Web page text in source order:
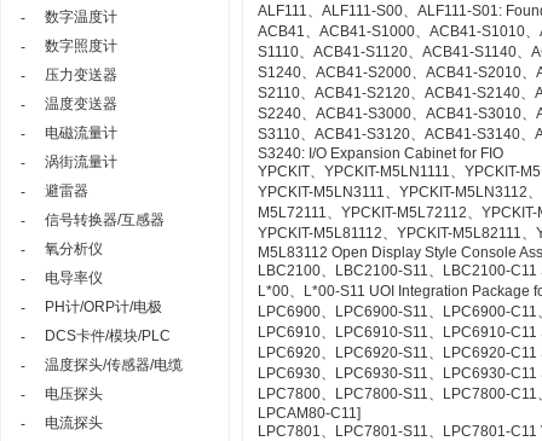
-
数字温度计
-
数字照度计
-
压力变送器
-
温度变送器
-
电磁流量计
-
涡街流量计
-
避雷器
-
信号转换器/互感器
-
氧分析仪
-
电导率仪
-
PH计/ORP计/电极
-
DCS卡件/模块/PLC
-
温度探头/传感器/电缆
-
电压探头
-
电流探头
ALF111、ALF111-S00、ALF111-S01:
ACB41、ACB41-S1000、ACB41-S1010
S1110、ACB41-S1120、ACB41-S1140
S1240、ACB41-S2000、ACB41-S2010
S2110、ACB41-S2120、ACB41-S2140
S2240、ACB41-S3000、ACB41-S3010
S3110、ACB41-S3120、ACB41-S3140
S3240: I/O Expansion Cabinet for FIO
YPCKIT、YPCKIT-M5LN1111、YPCKIT-
YPCKIT-M5LN3111、YPCKIT-M5LN3112
M5L72111、YPCKIT-M5L72112、
YPCKIT-M5L81112、YPCKIT-M5L82111
M5L83112 Open Display Style Console
LBC2100、LBC2100-S11、LBC2100-
L*00、L*00-S11 UOI Integration Package
LPC6900、LPC6900-S11、LPC6900-
LPC6910、LPC6910-S11、LPC6910-
LPC6920、LPC6920-S11、LPC6920-
LPC6930、LPC6930-S11、LPC6930-
LPC7800、LPC7800-S11、LPC7800-
LPCAM80-C11]
LPC7801、LPC7801-S11、LPC7801-